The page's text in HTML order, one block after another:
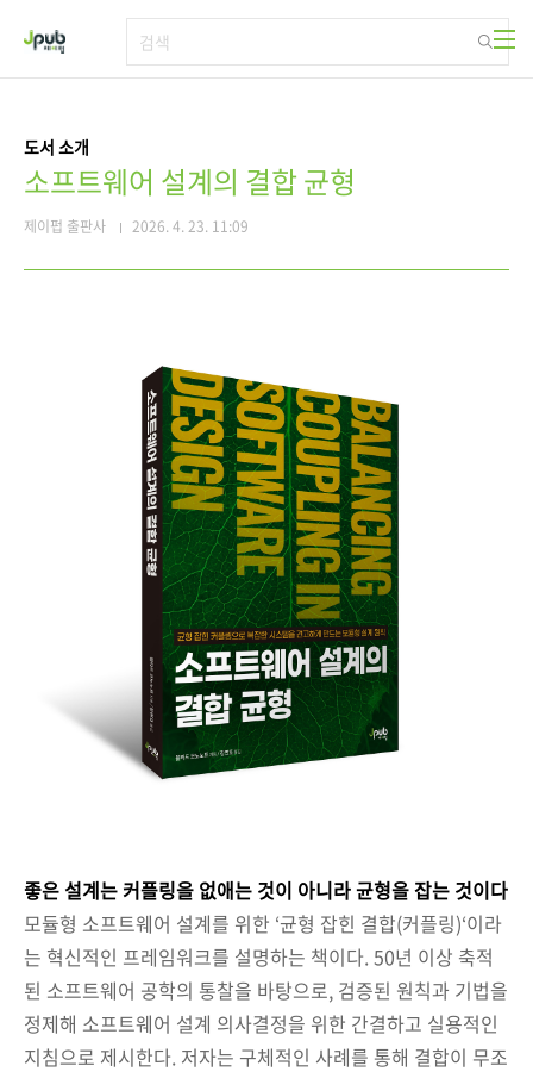
도서 소개
소프트웨어 설계의 결합 균형
제이펍 출판사 2026. 4. 23. 11:09
좋은 설계는 커플링을 없애는 것이 아니라 균형을 잡는 것이다
모듈형 소프트웨어 설계를 위한 ‘균형 잡힌 결합(커플링)‘이라
는 혁신적인 프레임워크를 설명하는 책이다. 50년 이상 축적
된 소프트웨어 공학의 통찰을 바탕으로, 검증된 원칙과 기법을
정제해 소프트웨어 설계 의사결정을 위한 간결하고 실용적인
지침으로 제시한다. 저자는 구체적인 사례를 통해 결합이 무조